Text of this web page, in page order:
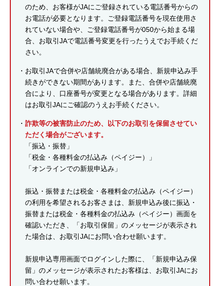
のため、お客様がJAにご登録されている電話番号からの
お電話が必要となります。ご登録電話番号を現在使用さ
れていない場合や、ご登録電話番号が050から始まる場
合、お取引JAで電話番号変更を行ったうえでお手続くだ
さい。
お取引JAで合併や店舗統廃合がある場合、新規申込み手
続きができない期間があります。また、合併や店舗統廃
合により、口座番号が変更となる場合があります。詳細
はお取引JAにご確認のうえお手続ください。
詐欺等の被害防止のため、以下のお取引を保留させてい
ただく場合がございます。
「振込・振替」
「税金・各種料金の払込み（ペイジー）」
「オンラインでの新規申込み」
振込・振替または税金・各種料金の払込み（ペイジー）
の利用を希望されるお客さまは、新規申込み後に振込・
振替または税金・各種料金の払込み（ペイジー）画面を
確認いただき、「お取引保留」のメッセージが表示され
た場合は、お取引JAにお問い合わせ願います。
新規申込専用画面でログインした際に、「新規申込み保
留」のメッセージが表示されたお客様は、お取引JAにお
問い合わせ願います。